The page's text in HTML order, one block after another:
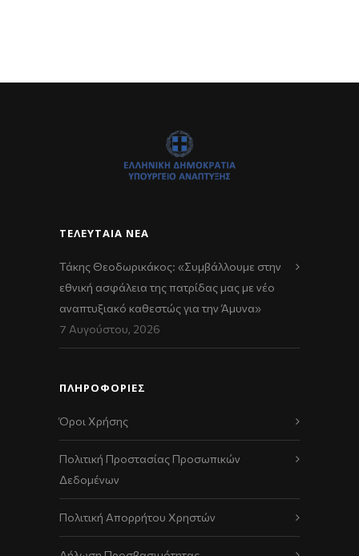
ΤΕΛΕΥΤΑΊΑ ΝΈΑ
Τάκης Θεοδωρικάκος: «Συμβάλλουμε στην
εθνική ασφάλεια της πατρίδας μας με νέο
αναπτυξιακό καθεστώς για την Άμυνα»
7 Αυγούστου, 2026
ΠΛΗΡΟΦΟΡΙΕΣ
Όροι Χρήσης
Πολιτική Προστασίας Προσωπικών
Δεδομένων
Πολιτική Απορρήτου Χρηστών